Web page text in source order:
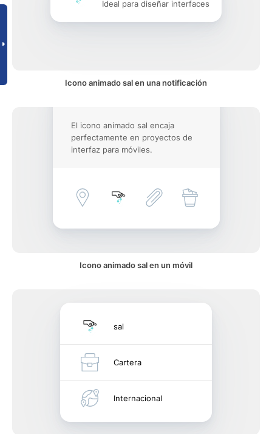
Ideal para diseñar interfaces
Icono animado sal en una notificación
El icono animado sal encaja
perfectamente en proyectos de
interfaz para móviles.
Icono animado sal en un móvil
sal
Cartera
Internacional